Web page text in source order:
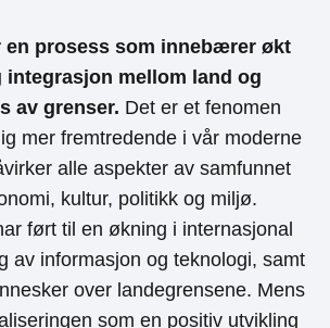
en prosess som innebærer økt
integrasjon mellom land og
av grenser. Det er et fenomen
mer fremtredende i vår moderne
alle aspekter av samfunnet
kultur, politikk og miljø.
ført til en økning i internasjonal
av informasjon og teknologi, samt
over landegrensene. Mens
som en positiv utvikling